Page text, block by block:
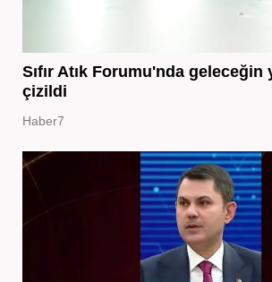
Sıfır Atık Forumu'nda geleceğin
çizildi
Haber7